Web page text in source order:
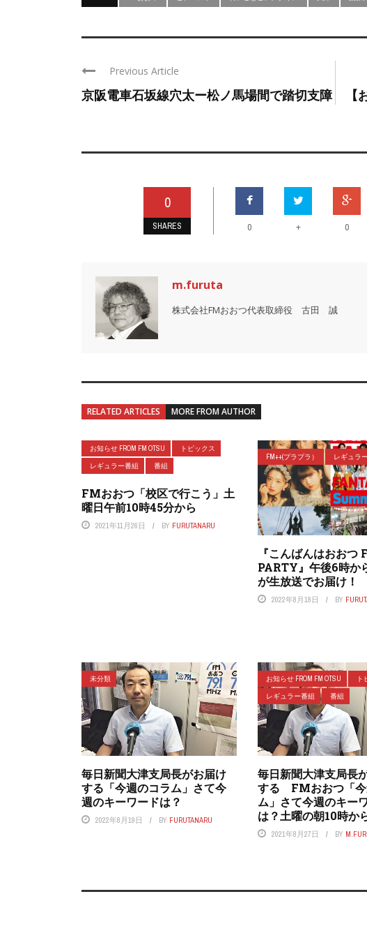
Previous Article
京阪電車石坂線穴太ー松ノ馬場間で踏切支障
0
SHARES 0 + 0
m.furuta
株式会社FMおおつ代表取締役 古田 誠
RELATED ARTICLES MORE FROM AUTHOR
お知らせ FROM FM OTSU
トピックス
レギュラー番組
番組
FMおおつ「校区で行こう」土
曜日午前10時45分から
2021年11月26日 BY FURUTANARU
FM++(プラプラ） レギュラ
『こんばんはおおつ
PARTY』午後6時か
が生放送でお届け！
2022年8月18日 BY
未分類
毎日新聞大津支局長がお届け
する「今週のコラム」さて今
週のキーワードは？
2022年8月19日 BY FURUTANARU
お知らせ FROM FM OTSU
ト
レギュラー番組
番組
毎日新聞大津支局長
する FMおおつ「今
ム」さて今週のキー
は？土曜の朝10時か
2021年8月27日 BY